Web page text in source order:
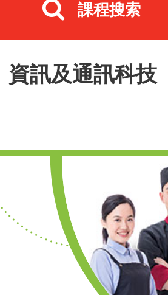
課程搜索
資訊及通訊科技